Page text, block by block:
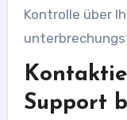
Kontrolle über
Support